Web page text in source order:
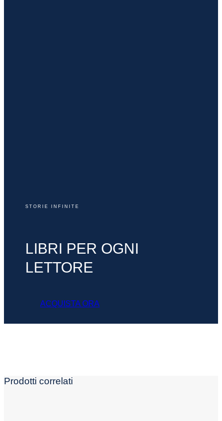
STORIE INFINITE
LIBRI PER OGNI
LETTORE
ACQUISTA ORA
Prodotti correlati